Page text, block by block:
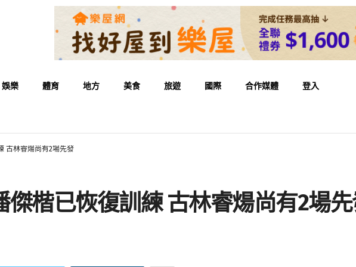
娛樂 體育 地方 美食 旅遊 國際 合作媒體 登入
古林睿煬尚有2場先發
傑楷已恢復訓練 古林睿煬尚有2場